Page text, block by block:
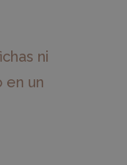
ni
en un